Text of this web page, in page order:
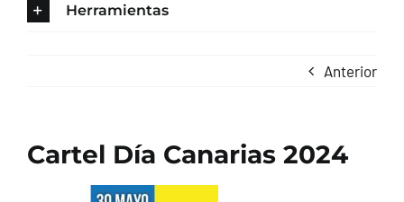
Herramientas
Anterior
Cartel Día Canarias 2024